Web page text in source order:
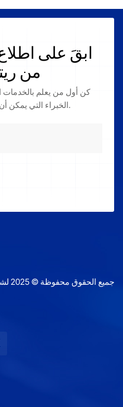
ابقَ على اطلاع
من
كن أول من يعلم بالخدمات
الخبراء التي يمكن أن تجعل حياتك اليومية أسهل.
جميع الحقوق محفوظة © 2025 لشركة تشينغداو ريتشر للاتصالات المحدودة.